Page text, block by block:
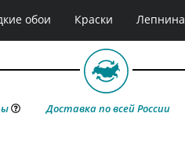
обои Краски Лепнина
Доставка по всей России